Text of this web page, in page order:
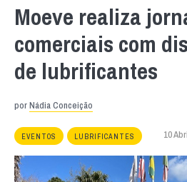
Moeve realiza
comerciais com
de lubrificantes
porNádia Conceição
EVENTOS LUBRIFICANTES 10